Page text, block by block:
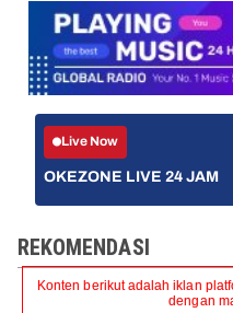
Live Now
OKEZONE LIVE 24 JAM